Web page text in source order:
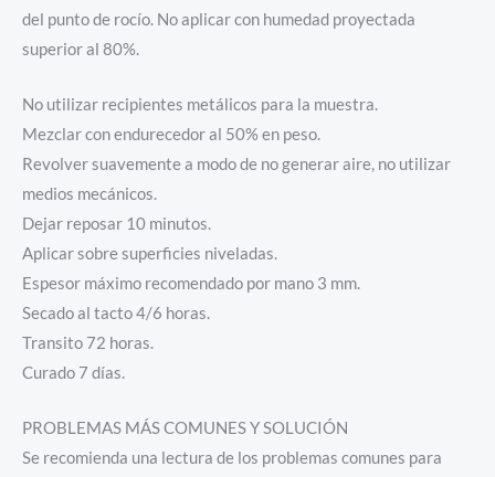
del punto de rocío. No aplicar con humedad proyectada
superior al 80%.
No utilizar recipientes metálicos para la muestra.
Mezclar con endurecedor al 50% en peso.
Revolver suavemente a modo de no generar aire, no utilizar
medios mecánicos.
Dejar reposar 10 minutos.
Aplicar sobre superficies niveladas.
Espesor máximo recomendado por mano 3 mm.
Secado al tacto 4/6 horas.
Transito 72 horas.
Curado 7 días.
PROBLEMAS MÁS COMUNES Y SOLUCIÓN
Se recomienda una lectura de los problemas comunes para